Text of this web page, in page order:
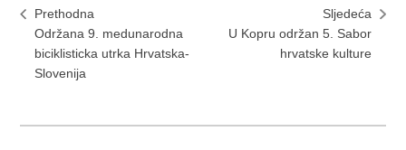
Prethodna
Održana 9. medunarodna
biciklisticka utrka Hrvatska-
Slovenija
Sljedeća
U Kopru održan 5. Sabor
hrvatske kulture